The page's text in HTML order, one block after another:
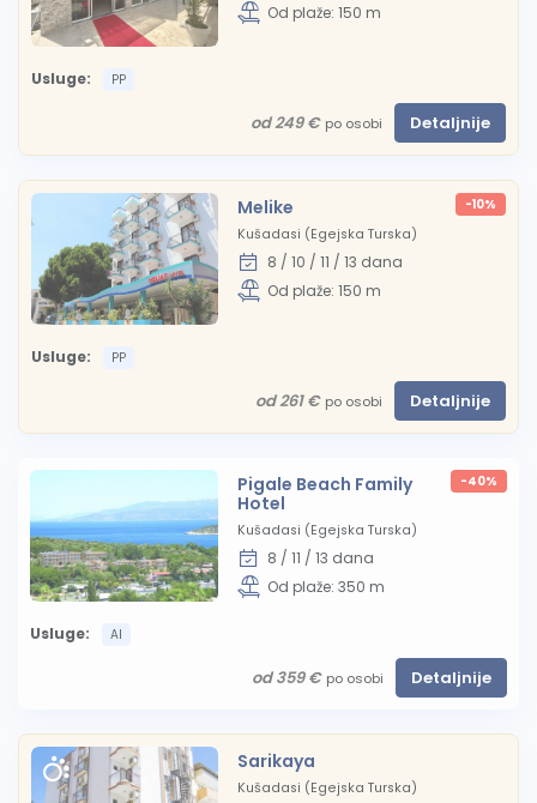
Od plaže: 150 m
Usluge: PP
od 249 € po osobi Detaljnije
Melike -10%
Kušadasi (Egejska Turska)
8 / 10 / 11 / 13 dana
Od plaže: 150 m
Usluge: PP
od 261 € po osobi Detaljnije
Pigale Beach Family
Hotel
-40%
Kušadasi (Egejska Turska)
8 / 11 / 13 dana
Od plaže: 350 m
Usluge: AI
od 359 € po osobi Detaljnije
Sarikaya
Kušadasi (Egejska Turska)